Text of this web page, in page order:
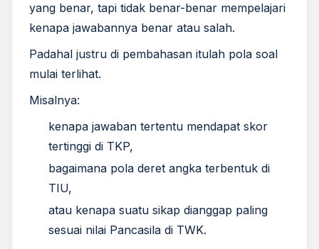
yang benar, tapi tidak benar-benar mempelajari
kenapa jawabannya benar atau salah.
Padahal justru di pembahasan itulah pola soal
mulai terlihat.
Misalnya:
kenapa jawaban tertentu mendapat skor
tertinggi di TKP,
bagaimana pola deret angka terbentuk di
TIU,
atau kenapa suatu sikap dianggap paling
sesuai nilai Pancasila di TWK.